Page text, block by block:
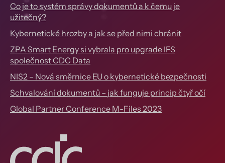
Co je to systém správy dokumentů a k čemu je
užitečný?
Kybernetické hrozby a jak se před nimi chránit
ZPA Smart Energy si vybrala pro upgrade IFS
společnost CDC Data
NIS2 – Nová směrnice EU o kybernetické bezpečnosti
Schvalování dokumentů – jak funguje princip čtyř očí
Global Partner Conference M-Files 2023